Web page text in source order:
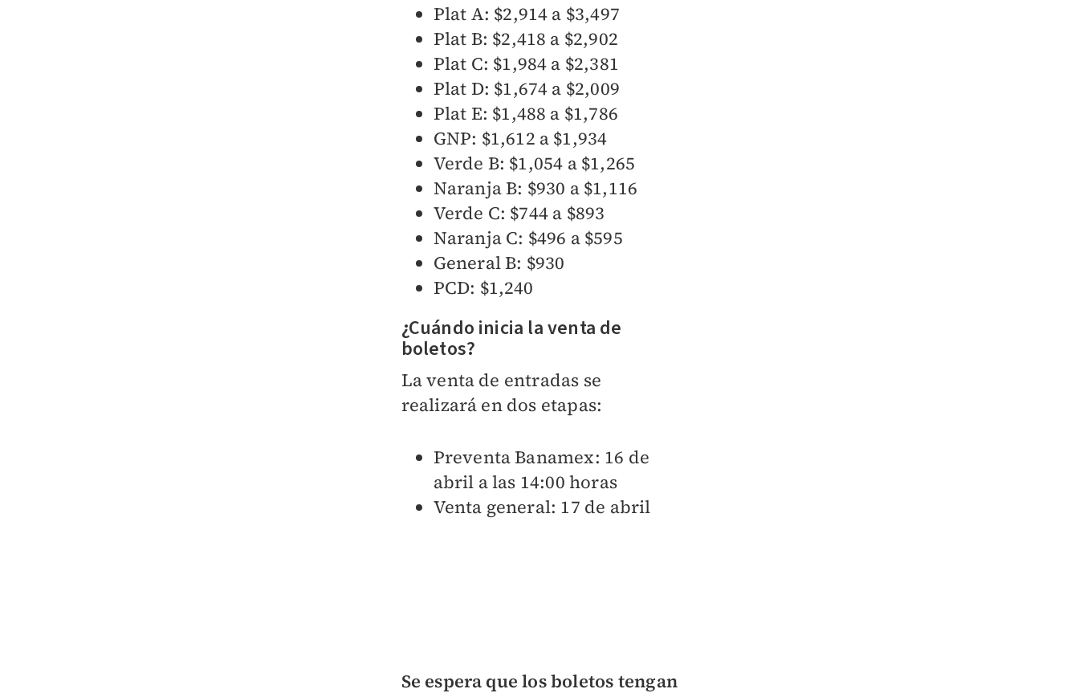
Plat A: $2,914 a $3,497
Plat B: $2,418 a $2,902
Plat C: $1,984 a $2,381
Plat D: $1,674 a $2,009
Plat E: $1,488 a $1,786
GNP: $1,612 a $1,934
Verde B: $1,054 a $1,265
Naranja B: $930 a $1,116
Verde C: $744 a $893
Naranja C: $496 a $595
General B: $930
PCD: $1,240
¿Cuándo inicia la venta de
boletos?
La venta de entradas se
realizará en dos etapas:
Preventa Banamex: 16 de
abril a las 14:00 horas
Venta general: 17 de abril
Se espera que los boletos tengan